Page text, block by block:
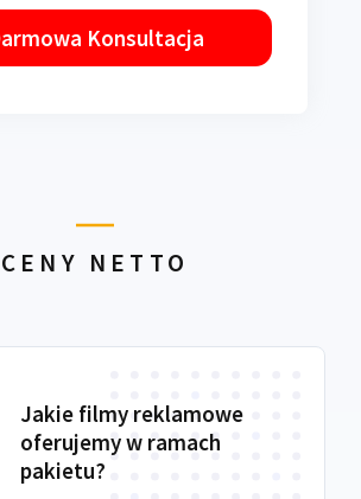
Konsultacja
CENY NETTO
Jakie filmy reklamowe
oferujemy w ramach
pakietu?